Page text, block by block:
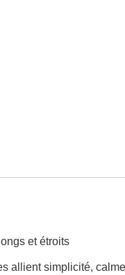
et étroits
allient simplicité,